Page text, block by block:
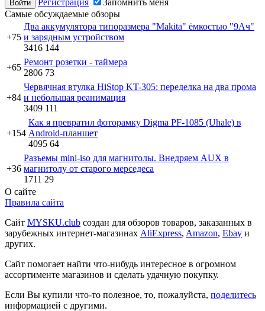
Самые обсуждаемые обзоры
+75
Два аккумулятора типоразмера "Makita" ёмкостью "9Ач"
и зарядным устройством
3416 144
+65
Ремонт розетки - таймера
2806 73
+84
Червячная втулка HiStop KT-305: переделка на два прома
и небольшая реанимация
3409 111
+154
Как я превратил фоторамку Digma PF-1085 (Uhale) в
Android-планшет
4095 64
+36
Разъемы mini-iso для магнитолы. Внедряем AUX в
магнитолу от старого мерседеса
1711 29
О сайте
Правила сайта
Сайт MYSKU.club cоздан для обзоров товаров, заказанных в
зарубежных интернет-магазинах AliExpress, Amazon, Ebay и
других.
Сайт помогает найти что-нибудь интересное в огромном
ассортименте магазинов и сделать удачную покупку.
Если Вы купили что-то полезное, то, пожалуйста, поделитесь
информацией с другими.